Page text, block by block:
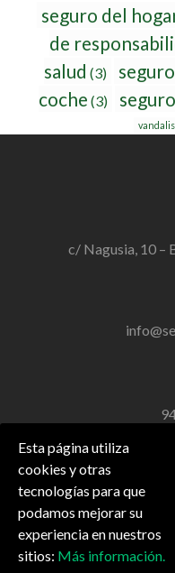
seguro del
de
salud (3)
coche (3)
c/ Nagusia, 10 –
También
Esta página utiliza
cookies y otras
tecnologías para que
podamos mejorar su
experiencia en nuestros
sitios: Más información.